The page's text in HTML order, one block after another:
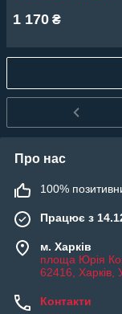
1 170 ₴
Про нас
100%
Працює з
м. Харків
площа Юрія
62416, Харків,
Контакти